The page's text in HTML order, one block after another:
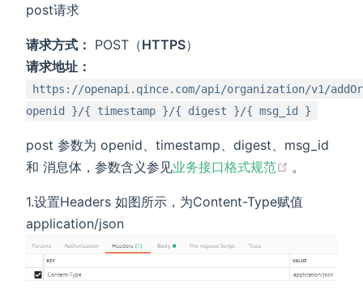
post请求
请求方式： POST（HTTPS）
请求地址：
https://openapi.qince.com/api/organization/v1/
openid }/{ timestamp }/{ digest }/{ msg_id }
post 参数为 openid、timestamp、digest、msg_id
和 消息体，参数含义参见业务接口格式规范 。
1.设置Headers 如图所示，为Content-Type赋值
application/json